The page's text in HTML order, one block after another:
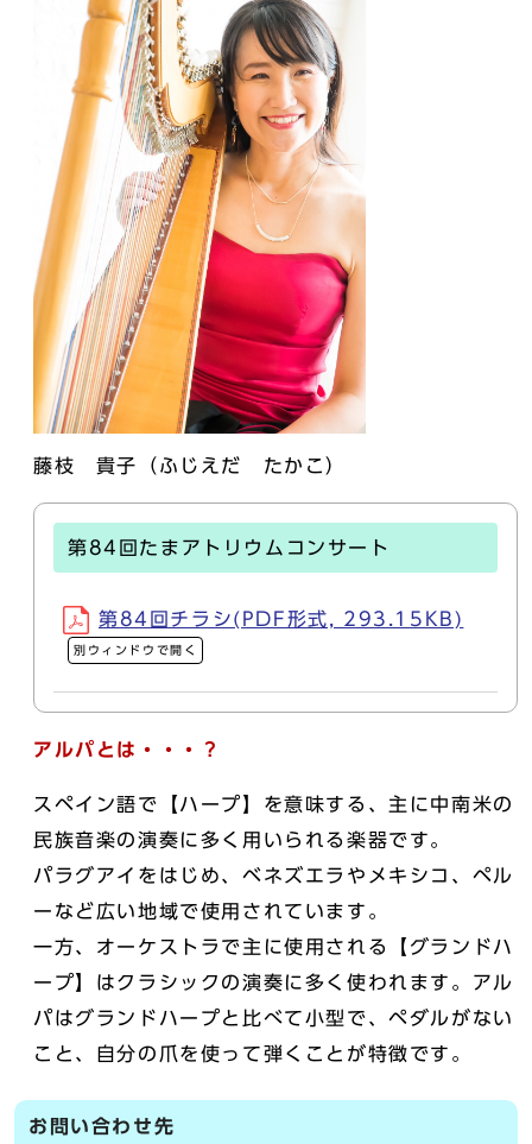
藤枝 貴子（ふじえだ たかこ）
第84回たまアトリウムコンサート
第84回チラシ(PDF形式, 293.15KB)
別ウィンドウで開く
アルパとは・・・？
スペイン語で【ハープ】を意味する、主に中南米の
民族音楽の演奏に多く用いられる楽器です。
パラグアイをはじめ、ベネズエラやメキシコ、ペル
ーなど広い地域で使用されています。
一方、オーケストラで主に使用される【グランドハ
ープ】はクラシックの演奏に多く使われます。アル
パはグランドハープと比べて小型で、ペダルがない
こと、自分の爪を使って弾くことが特徴です。
お問い合わせ先